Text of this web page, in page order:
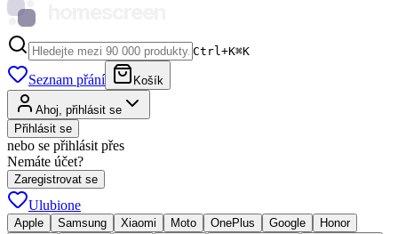
Ctrl+K⌘K
Seznam přání Košík
Ahoj, přihlásit se
Přihlásit se
nebo se přihlásit přes
Nemáte účet?
Zaregistrovat se
Ulubione
Apple Samsung Xiaomi Moto OnePlus Google
Honor